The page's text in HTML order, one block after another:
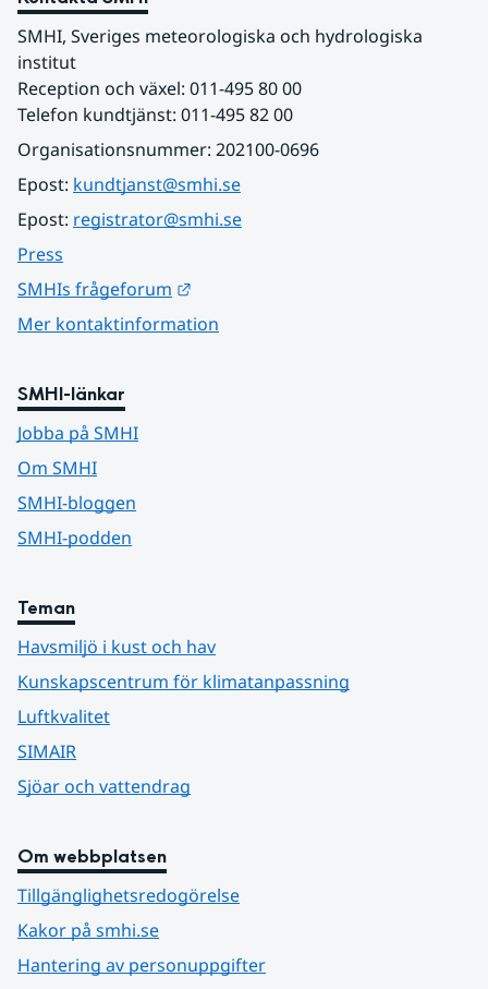
SMHI, Sveriges meteorologiska och hydrologiska
institut
Reception och växel: 011-495 80 00
Telefon kundtjänst: 011-495 82 00
Organisationsnummer: 202100-0696
Epost: kundtjanst@smhi.se
Epost: registrator@smhi.se
Press
SMHIs frågeforum
Mer kontaktinformation
SMHI-länkar
Jobba på SMHI
Om SMHI
SMHI-bloggen
SMHI-podden
Teman
Havsmiljö i kust och hav
Kunskapscentrum för klimatanpassning
Luftkvalitet
SIMAIR
Sjöar och vattendrag
Om webbplatsen
Tillgänglighetsredogörelse
Kakor på smhi.se
Hantering av personuppgifter